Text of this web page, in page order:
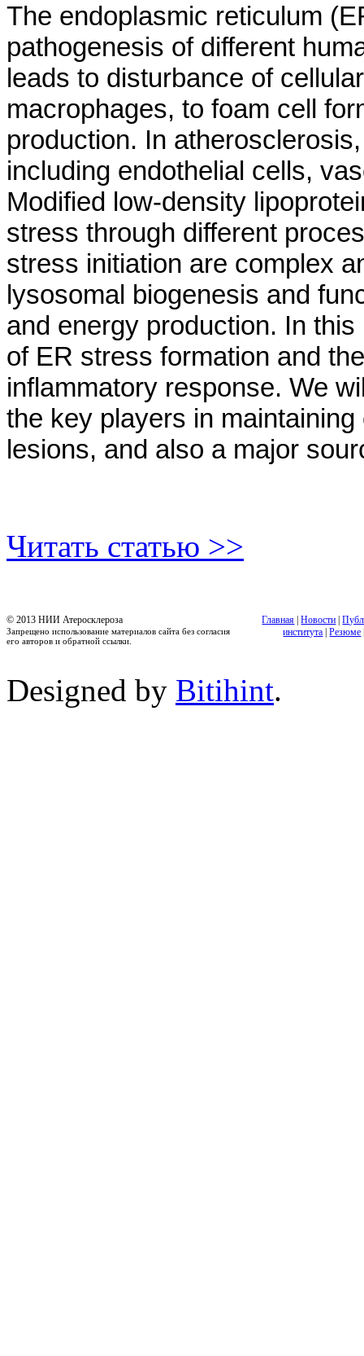
The endoplasmic reticulum
pathogenesis of different
leads to disturbance of
macrophages, to foam cell
production. In
including endothelial cells,
Modified low-density
stress through different
stress initiation are complex
lysosomal biogenesis and
and energy production. In
of ER stress formation and
inflammatory response. We
the key players in
lesions, and also a major
Читать статью >>
© 2013 НИИ Атеросклероза
Запрещено использование материалов сайта без согласия
его авторов и обратной ссылки.
Главная |Новости |
института |Резюме
Designed by Bitihint.